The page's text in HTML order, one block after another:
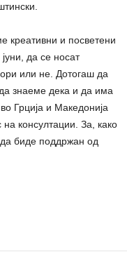
креативни и посветени
да се носат
или не. Дотогаш да
знаеме дека и да има
Грција и Македонија
консултации. За, како
биде поддржан од